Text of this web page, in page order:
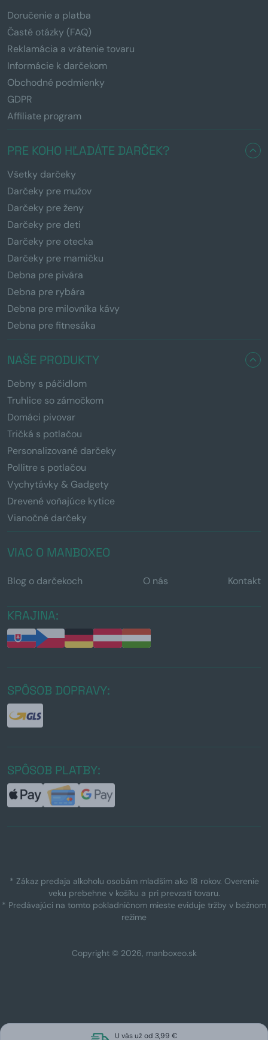
U vás už od 3,99 €
Doručenie a platba
Časté otázky (FAQ)
Reklamácia a vrátenie tovaru
Informácie k darčekom
Obchodné podmienky
GDPR
Affiliate program
PRE KOHO HĽADÁTE DARČEK?
Všetky darčeky
Darčeky pre mužov
Darčeky pre ženy
Darčeky pre deti
Darčeky pre otecka
Darčeky pre mamičku
Debna pre pivára
Debna pre rybára
Debna pre milovníka kávy
Debna pre fitnesáka
NAŠE PRODUKTY
Debny s páčidlom
Truhlice so zámočkom
Domáci pivovar
Tričká s potlačou
Personalizované darčeky
Pollitre s potlačou
Vychytávky & Gadgety
Drevené voňajúce kytice
Vianočné darčeky
VIAC O MANBOXEO
Blog o darčekoch O nás Kontakt
KRAJINA:
SPÔSOB DOPRAVY:
SPÔSOB PLATBY:
* Zákaz predaja alkoholu osobám mladším ako 18 rokov. Overenie
veku prebehne v košíku a pri prevzatí tovaru.
* Predávajúci na tomto pokladničnom mieste eviduje tržby v bežnom
režime
Copyright © 2026, manboxeo.sk